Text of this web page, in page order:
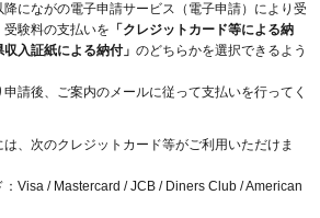
にながの電子申請サービス（電子申請）により受
験料の支払いを 「クレジットカード等による納
収入証紙による納付」 のどちらかを選択できるよう
請後、ご案内のメールに従って支払いを行ってく
、次のクレジットカード等がご利用いただけま
：Visa / Mastercard / JCB / Diners Club / American